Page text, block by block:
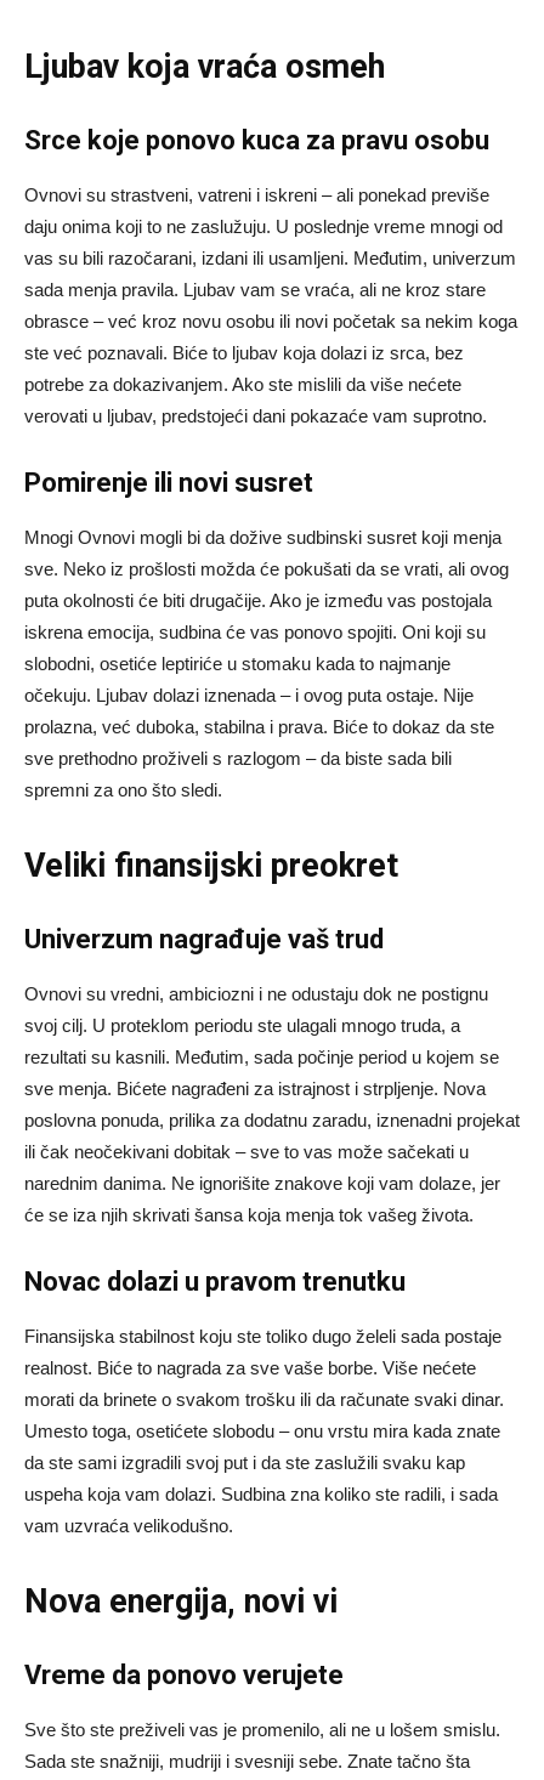
Ljubav koja vraća osmeh
Srce koje ponovo kuca za pravu osobu
Ovnovi su strastveni, vatreni i iskreni – ali ponekad previše
daju onima koji to ne zaslužuju. U poslednje vreme mnogi od
vas su bili razočarani, izdani ili usamljeni. Međutim, univerzum
sada menja pravila. Ljubav vam se vraća, ali ne kroz stare
obrasce – već kroz novu osobu ili novi početak sa nekim koga
ste već poznavali. Biće to ljubav koja dolazi iz srca, bez
potrebe za dokazivanjem. Ako ste mislili da više nećete
verovati u ljubav, predstojeći dani pokazaće vam suprotno.
Pomirenje ili novi susret
Mnogi Ovnovi mogli bi da dožive sudbinski susret koji menja
sve. Neko iz prošlosti možda će pokušati da se vrati, ali ovog
puta okolnosti će biti drugačije. Ako je između vas postojala
iskrena emocija, sudbina će vas ponovo spojiti. Oni koji su
slobodni, osetiće leptiriće u stomaku kada to najmanje
očekuju. Ljubav dolazi iznenada – i ovog puta ostaje. Nije
prolazna, već duboka, stabilna i prava. Biće to dokaz da ste
sve prethodno proživeli s razlogom – da biste sada bili
spremni za ono što sledi.
Veliki finansijski preokret
Univerzum nagrađuje vaš trud
Ovnovi su vredni, ambiciozni i ne odustaju dok ne postignu
svoj cilj. U proteklom periodu ste ulagali mnogo truda, a
rezultati su kasnili. Međutim, sada počinje period u kojem se
sve menja. Bićete nagrađeni za istrajnost i strpljenje. Nova
poslovna ponuda, prilika za dodatnu zaradu, iznenadni projekat
ili čak neočekivani dobitak – sve to vas može sačekati u
narednim danima. Ne ignorišite znakove koji vam dolaze, jer
će se iza njih skrivati šansa koja menja tok vašeg života.
Novac dolazi u pravom trenutku
Finansijska stabilnost koju ste toliko dugo želeli sada postaje
realnost. Biće to nagrada za sve vaše borbe. Više nećete
morati da brinete o svakom trošku ili da računate svaki dinar.
Umesto toga, osetićete slobodu – onu vrstu mira kada znate
da ste sami izgradili svoj put i da ste zaslužili svaku kap
uspeha koja vam dolazi. Sudbina zna koliko ste radili, i sada
vam uzvraća velikodušno.
Nova energija, novi vi
Vreme da ponovo verujete
Sve što ste preživeli vas je promenilo, ali ne u lošem smislu.
Sada ste snažniji, mudriji i svesniji sebe. Znate tačno šta